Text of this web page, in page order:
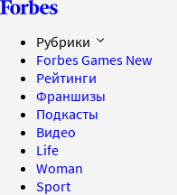
Рубрики
Forbes Games New
Рейтинги
Франшизы
Подкасты
Видео
Life
Woman
Sport